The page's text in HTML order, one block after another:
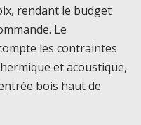
rendant le budget
Le
les contraintes
et acoustique,
bois haut de